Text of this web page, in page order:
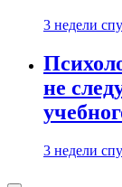
3 недели
не
3 недели